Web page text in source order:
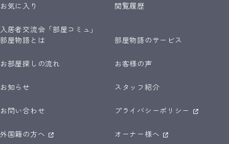
お気に入り 閲覧履歴
入居者交流会「部屋コミュ」
部屋物語とは
部屋物語のサービス
お部屋探しの流れ お客様の声
お知らせ スタッフ紹介
お問い合わせ プライバシーポリシー
外国籍の方へ
オーナー様へ